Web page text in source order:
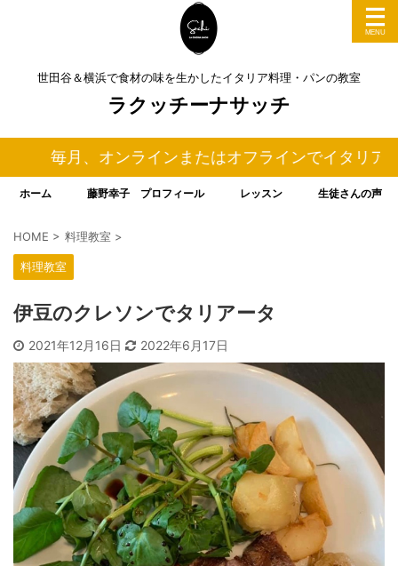
世田谷＆横浜で食材の味を生かしたイタリア料理・パンの教室
ラクッチーナサッチ
月、オンラインまたはオフラインでイタリア料理＆
ホーム 藤野幸子 プロフィール レッスン 生徒さんの声
HOME > 料理教室 >
料理教室
伊豆のクレソンでタリアータ
2021年12月16日 2022年6月17日